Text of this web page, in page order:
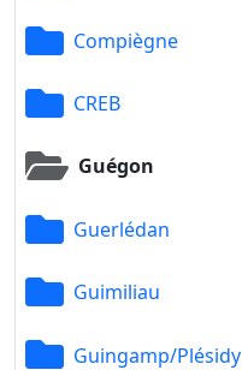
Compiègne
CREB
Guégon
Guerlédan
Guimiliau
Guingamp/Plésidy